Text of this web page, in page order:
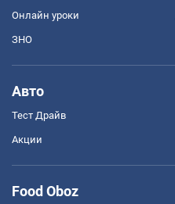
Онлайн уроки
ЗНО
Авто
Тест Драйв
Акции
Food Oboz